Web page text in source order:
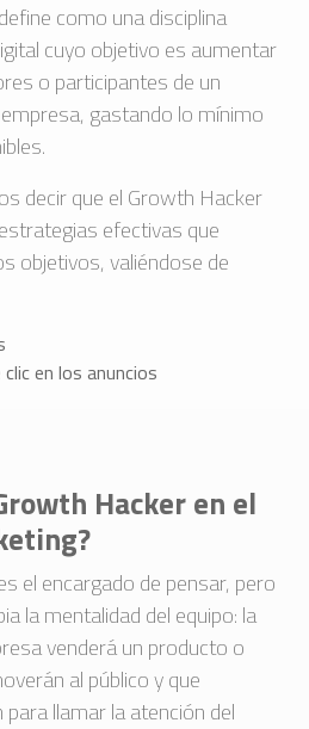
como una disciplina
cuyo objetivo es aumentar
o participantes de un
gastando lo mínimo
decir que el Growth Hacker
efectivas que
objetivos, valiéndose de
en los anuncios
Hacker en el
el encargado de pensar, pero
la mentalidad del equipo: la
venderá un producto o
al público y que
llamar la atención del